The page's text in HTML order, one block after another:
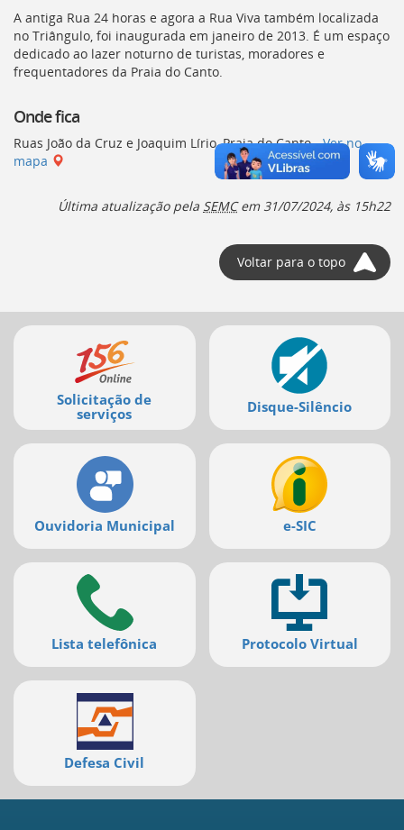
Ir
para
a
listagem
notícias
Ir
para
conteúdo
a
deste
A antiga Rua 24 horas e agora a Rua Viva também localizada
no Triângulo, foi inaugurada em janeiro de 2013. É um espaço
dedicado ao lazer noturno de turistas, moradores e
frequentadores da Praia do Canto.
Onde fica
Ruas João da Cruz e Joaquim Lírio, Praia do Canto -Ver no
mapa
Última atualização pela SEMCem 31/07/2024, às 15h22
Voltar para o topo
Mais
serviços
Solicitação de
serviços
Disque-Silêncio
Ouvidoria Municipal e-SIC
Lista telefônica Protocolo Virtual
Defesa Civil